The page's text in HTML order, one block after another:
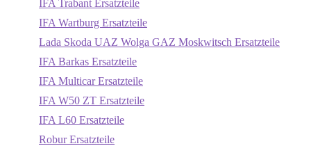
IFA Trabant Ersatzteile
IFA Wartburg Ersatzteile
Lada Skoda UAZ Wolga GAZ Moskwitsch Ersatzteile
IFA Barkas Ersatzteile
IFA Multicar Ersatzteile
IFA W50 ZT Ersatzteile
IFA L60 Ersatzteile
Robur Ersatzteile